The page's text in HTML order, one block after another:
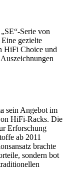
Serie von
gezielte
HiFi Choice und
sein Angebot im
HiFi-Racks. Die
Erforschung
ab 2011
brachte
sondern bot